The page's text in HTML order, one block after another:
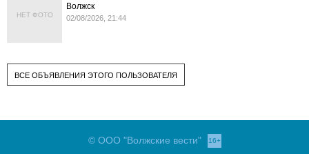
НЕТ ФОТО
Волжск
02/08/2026, 21:44
ВСЕ ОБЪЯВЛЕНИЯ ЭТОГО ПОЛЬЗОВАТЕЛЯ
© ООО "Волжские вести" 16+